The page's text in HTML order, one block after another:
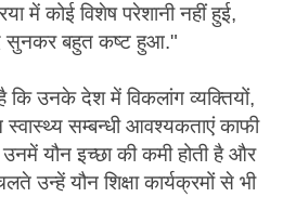
में कोई विशेष परेशानी नहीं हुई,
सुनकर बहुत कष्ट हुआ."
कि उनके देश में विकलांग व्यक्तियों,
सम्बन्धी आवश्यकताएं काफी
यौन इच्छा की कमी होती है और
उन्हें यौन शिक्षा कार्यक्रमों से भी